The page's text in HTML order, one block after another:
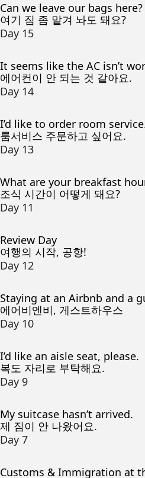
Can we leave our bags here?
여기 짐 좀 맡겨 놔도 돼요?
Day 15
It seems like the AC isn’t
에어컨이 안 되는 것 같아요.
Day 14
I’d like to order room
룸서비스 주문하고 싶어요.
Day 13
What are your breakfast
조식 시간이 어떻게 돼요?
Day 11
Review Day
여행의 시작, 공항!
Day 12
Staying at an Airbnb and a
에어비엔비, 게스트하우스
Day 10
I’d like an aisle seat, please.
복도 자리로 부탁해요.
Day 9
My suitcase hasn’t arrived.
제 짐이 안 나왔어요.
Day 7
Customs & Immigration at